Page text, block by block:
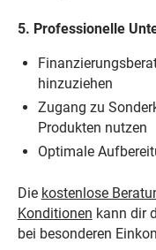
5. Professionelle
hinzuziehen
Zugang zu
Produkten nutzen
Optimale
Die kostenlose
Konditionen kann dir
bei besonderen